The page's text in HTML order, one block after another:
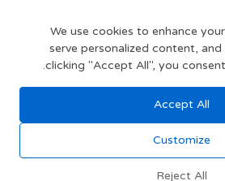
צרפו אותי
האתר
We use cookies to enhance
serve personalized content,
clicking "Accept All", you
Accept All
Customize
Reject All